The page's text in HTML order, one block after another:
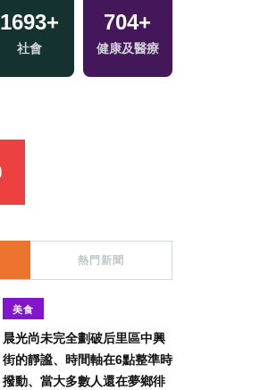
1693+
社會
704+
健康及醫療
熱門新聞
美食
晨光尚未完全劃破后里區中興
街的靜謐、時間軸在6點整準時
撥動、當大多數人還在夢鄉徘